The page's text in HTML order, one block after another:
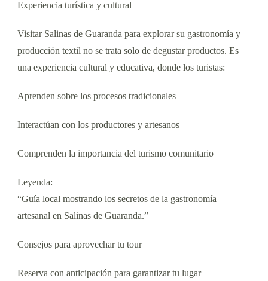
Experiencia turística y cultural
Visitar Salinas de Guaranda para explorar su gastronomía y
producción textil no se trata solo de degustar productos. Es
una experiencia cultural y educativa, donde los turistas:
Aprenden sobre los procesos tradicionales
Interactúan con los productores y artesanos
Comprenden la importancia del turismo comunitario
Leyenda:
“Guía local mostrando los secretos de la gastronomía
artesanal en Salinas de Guaranda.”
Consejos para aprovechar tu tour
Reserva con anticipación para garantizar tu lugar